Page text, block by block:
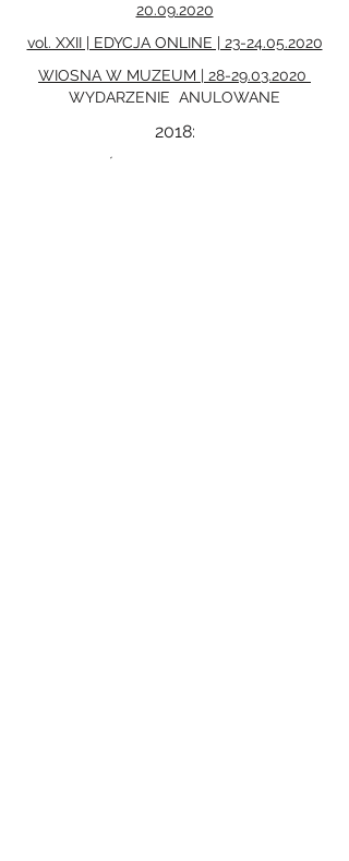
20.09.2020
vol. XXII | EDYCJA ONLINE | 23-24.05.2020
WIOSNA W MUZEUM | 28-29.03.2020
WYDARZENIE ANULOWANE
2018: